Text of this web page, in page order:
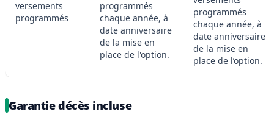
versements
programmés
programmés
chaque année, à
date anniversaire
de la mise en
place de l'option.
programmés
chaque année, à
date anniversaire
de la mise en
place de l’option.
Garantie décès incluse